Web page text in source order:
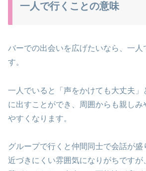
一人で行くことの意味
バーでの出会いを広げたいなら、一人
す。
一人でいると「声をかけても大丈夫」
に出すことができ、周囲からも親し
やすくなります。
グループで行くと仲間同士で会話が
近づきにくい雰囲気になりがちですが